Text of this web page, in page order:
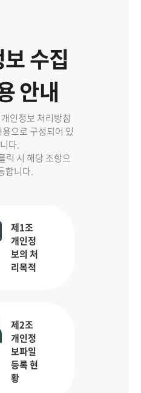
수집
안내
인정보 처리방침
으로 구성되어 있
다.
릭 시 해당 조항으
합니다.
제1조
개인정
보의 처
리목적
제2조
개인정
보파일
등록 현
황